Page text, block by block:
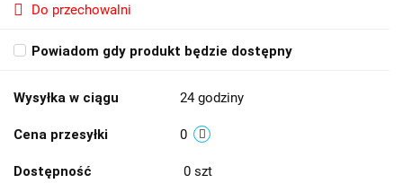
Do przechowalni
Powiadom gdy produkt będzie dostępny
Wysyłka w ciągu 24 godziny
Cena przesyłki 0
Dostępność 0 szt